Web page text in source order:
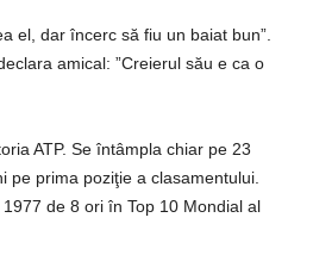
el, dar încerc să fiu un baiat bun”.
amical: ”Creierul său e ca o
ATP. Se întâmpla chiar pe 23
pe prima poziţie a clasamentului.
de 8 ori în Top 10 Mondial al